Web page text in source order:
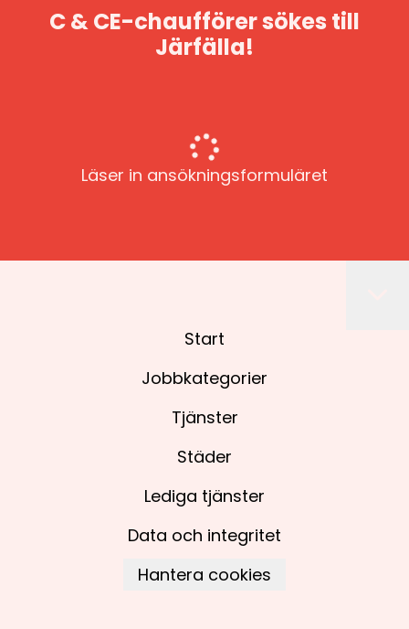
C & CE-chaufförer sökes till
Järfälla!
Läser in ansökningsformuläret
Start
Jobbkategorier
Tjänster
Städer
Lediga tjänster
Data och integritet
Hantera cookies